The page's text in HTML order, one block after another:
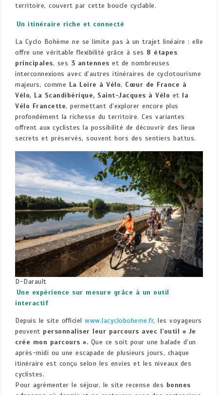
territoire, couvert par cette boucle cyclable.
Un itinéraire riche et connecté
La Cyclo Bohème ne se limite pas à un trajet linéaire : elle
offre une véritable flexibilité grâce à ses 8 étapes
principales, ses 3 antennes et de nombreuses
interconnexions avec d’autres itinéraires de cyclotourisme
majeurs, comme La Loire à Vélo, Cœur de France à
Vélo, La Scandibérique, Saint-Jacques à Vélo et la
Vélo Francette, permettant d’explorer encore plus
profondément la richesse du territoire. Ces variantes
offrent aux cyclistes la possibilité de découvrir des lieux
secrets et préservés, souvent hors des sentiers battus.
D-Darault
Une expérience sur mesure grâce à un outil
interactif
Depuis le site officiel www.lacycloboheme.fr, les voyageurs
peuvent personnaliser leur parcours avec l’outil « Je
crée mon parcours ». Que ce soit pour une balade d’un
après-midi ou une escapade de plusieurs jours, chaque
itinéraire est conçu selon les envies et les niveaux des
cyclistes.
Pour agrémenter le séjour, le site recense des bonnes